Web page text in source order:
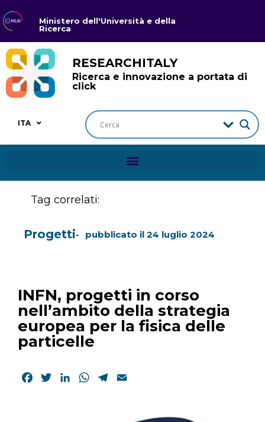
Ministero dell'Università e della
Ricerca
RESEARCHITALY
Ricerca e innovazione a portata di
click
ITA
Tag correlati:
Progetti pubblicato il 24 luglio 2024
INFN, progetti in corso
nell’ambito della strategia
europea per la fisica delle
particelle
Facebook
TwitterLinkedInWhatsApp
Telegram